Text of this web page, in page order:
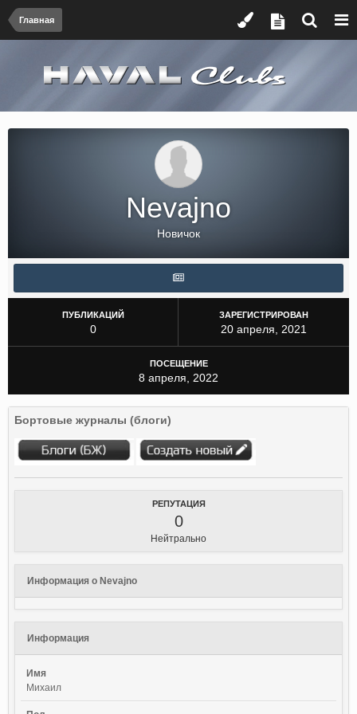
Главная
Nevajno
Новичок
ПУБЛИКАЦИЙ
0
ЗАРЕГИСТРИРОВАН
20 апреля, 2021
ПОСЕЩЕНИЕ
8 апреля, 2022
Бортовые журналы (блоги)
РЕПУТАЦИЯ
0
Нейтрально
Информация о Nevajno
Информация
Имя
Михаил